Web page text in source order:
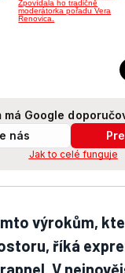
má Google
nás
Jak to celé funguje
výrokům,
říká
V